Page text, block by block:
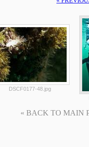
DSCF0177-48.jpg
« BACK TO MAIN